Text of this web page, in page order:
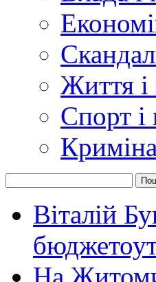
Життя і
Спорт і
Віталій